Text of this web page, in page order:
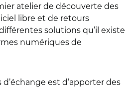
atelier de découverte des
libre et de retours
solutions qu’il existe
numériques de
d’échange est d’apporter des